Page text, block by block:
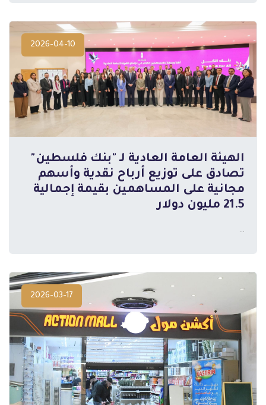
2026-04-10
الهيئة العامة العادية لـ "بنك فلسطين"
تصادق على توزيع أرباح نقدية وأسهم
مجانية على المساهمين بقيمة إجمالية
21.5 مليون دولار
...
2026-03-17
المزيد